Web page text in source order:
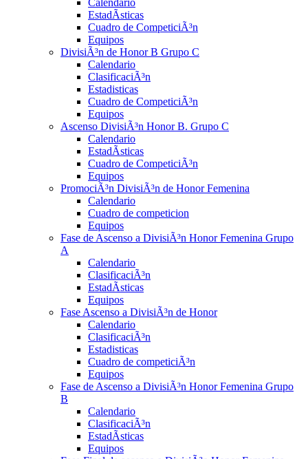
Calendario
EstadÃ­sticas
Cuadro de CompeticiÃ³n
Equipos
DivisiÃ³n de Honor B Grupo C
Calendario
ClasificaciÃ³n
Estadisticas
Cuadro de CompeticiÃ³n
Equipos
Ascenso DivisiÃ³n Honor B. Grupo C
Calendario
EstadÃ­sticas
Cuadro de CompeticiÃ³n
Equipos
PromociÃ³n DivisiÃ³n de Honor Femenina
Calendario
Cuadro de competicion
Equipos
Fase de Ascenso a DivisiÃ³n Honor Femenina Grupo
A
Calendario
ClasificaciÃ³n
EstadÃ­sticas
Equipos
Fase Ascenso a DivisiÃ³n de Honor
Calendario
ClasificaciÃ³n
Estadisticas
Cuadro de competiciÃ³n
Equipos
Fase de Ascenso a DivisiÃ³n Honor Femenina Grupo
B
Calendario
ClasificaciÃ³n
EstadÃ­sticas
Equipos